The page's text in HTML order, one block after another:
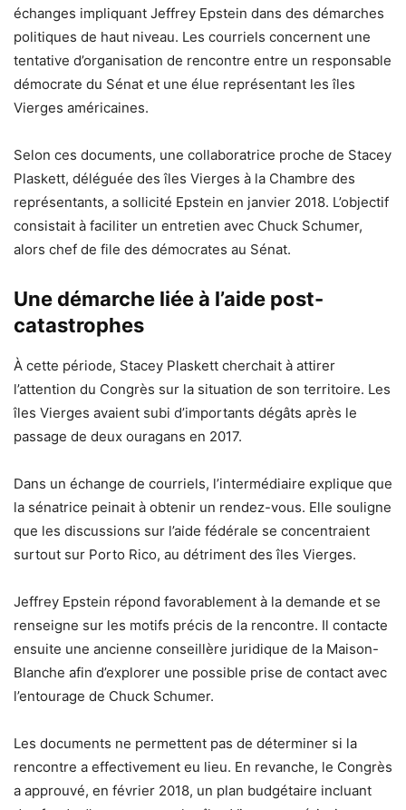
échanges impliquant Jeffrey Epstein dans des démarches
politiques de haut niveau. Les courriels concernent une
tentative d’organisation de rencontre entre un responsable
démocrate du Sénat et une élue représentant les îles
Vierges américaines.
Selon ces documents, une collaboratrice proche de Stacey
Plaskett, déléguée des îles Vierges à la Chambre des
représentants, a sollicité Epstein en janvier 2018. L’objectif
consistait à faciliter un entretien avec Chuck Schumer,
alors chef de file des démocrates au Sénat.
Une démarche liée à l’aide post-
catastrophes
À cette période, Stacey Plaskett cherchait à attirer
l’attention du Congrès sur la situation de son territoire. Les
îles Vierges avaient subi d’importants dégâts après le
passage de deux ouragans en 2017.
Dans un échange de courriels, l’intermédiaire explique que
la sénatrice peinait à obtenir un rendez-vous. Elle souligne
que les discussions sur l’aide fédérale se concentraient
surtout sur Porto Rico, au détriment des îles Vierges.
Jeffrey Epstein répond favorablement à la demande et se
renseigne sur les motifs précis de la rencontre. Il contacte
ensuite une ancienne conseillère juridique de la Maison-
Blanche afin d’explorer une possible prise de contact avec
l’entourage de Chuck Schumer.
Les documents ne permettent pas de déterminer si la
rencontre a effectivement eu lieu. En revanche, le Congrès
a approuvé, en février 2018, un plan budgétaire incluant